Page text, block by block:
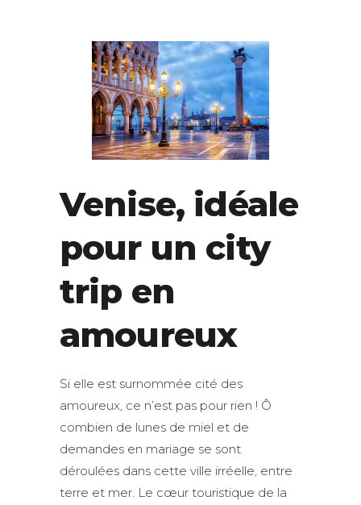
Venise, idéale
pour un city
trip en
amoureux
Si elle est surnommée cité des
amoureux, ce n’est pas pour rien ! Ô
combien de lunes de miel et de
demandes en mariage se sont
déroulées dans cette ville irréelle, entre
terre et mer. Le cœur touristique de la